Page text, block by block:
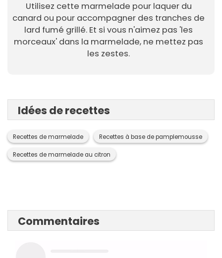
Utilisez cette marmelade pour laquer du
canard ou pour accompagner des tranches de
lard fumé grillé. Et si vous n'aimez pas 'les
morceaux' dans la marmelade, ne mettez pas
les zestes.
Idées de recettes
Recettes de marmelade Recettes à base de pamplemousse
Recettes de marmelade au citron
Commentaires